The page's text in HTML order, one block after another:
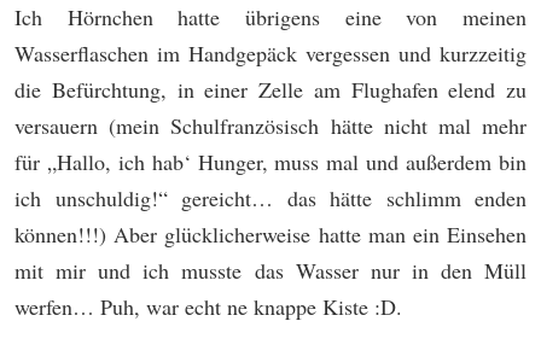
Ich Hörnchen hatte übrigens eine von meinen
Wasserflaschen im Handgepäck vergessen und kurzzeitig
die Befürchtung, in einer Zelle am Flughafen elend zu
versauern (mein Schulfranzösisch hätte nicht mal mehr
für „Hallo, ich hab‘ Hunger, muss mal und außerdem bin
ich unschuldig!“ gereicht… das hätte schlimm enden
können!!!) Aber glücklicherweise hatte man ein Einsehen
mit mir und ich musste das Wasser nur in den Müll
werfen… Puh, war echt ne knappe Kiste :D.